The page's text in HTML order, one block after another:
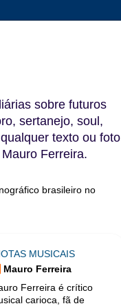
sobre futuros
sertanejo, soul,
texto ou foto
Ferreira.
brasileiro no
MUSICAIS
Mauro Ferreira
Ferreira é crítico
carioca, fã de